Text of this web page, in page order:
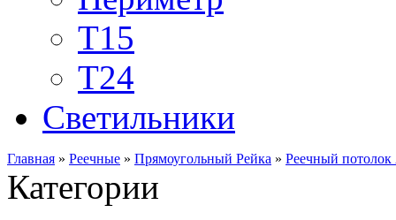
Т15
Т24
Светильники
Главная » Реечные » Прямоугольный Рейка » Реечный
Категории